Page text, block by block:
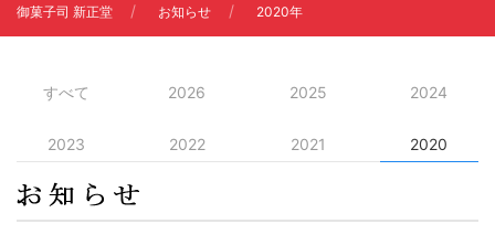
御菓子司 新正堂 お知らせ 2020年
すべて 2026 2025 2024
2023 2022 2021 2020